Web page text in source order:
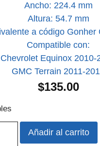
Ancho: 224.4 mm
Altura: 54.7 mm
a código Gonher
Compatible con:
Chevrolet Equinox 2010-
GMC Terrain 2011-
$135.00
Añadir al carrito